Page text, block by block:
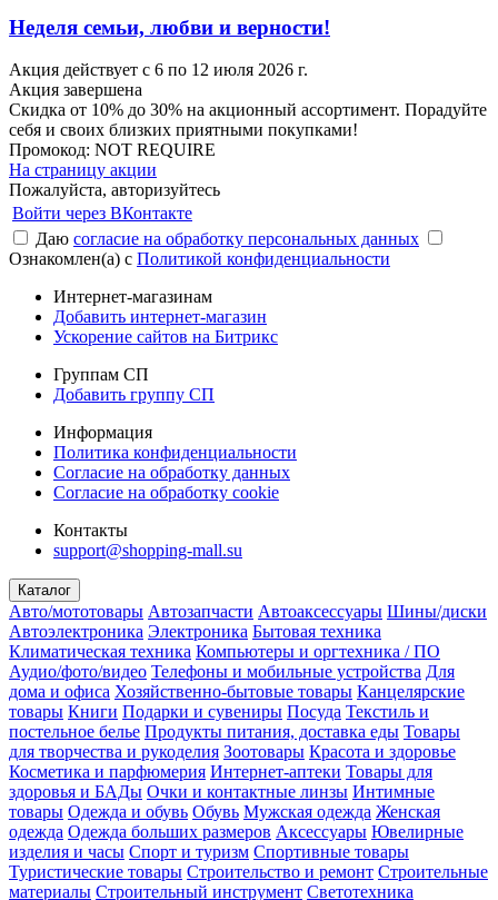
Неделя семьи, любви и верности!
Акция действует с 6 по 12 июля 2026 г.
Акция завершена
Скидка от 10% до 30% на акционный ассортимент. Порадуйте
себя и своих близких приятными покупками!
Промокод: NOT REQUIRE
На страницу акции
Пожалуйста, авторизуйтесь
Войти через ВКонтакте
Даю согласие на обработку персональных данных
Ознакомлен(а) с Политикой конфиденциальности
Интернет-магазинам
Добавить интернет-магазин
Ускорение сайтов на Битрикс
Группам СП
Добавить группу СП
Информация
Политика конфиденциальности
Согласие на обработку данных
Согласие на обработку cookie
Контакты
support@shopping-mall.su
Каталог
Авто/мототовары Автозапчасти Автоаксессуары Шины/диски
Автоэлектроника Электроника Бытовая техника
Климатическая техника Компьютеры и оргтехника / ПО
Аудио/фото/видео Телефоны и мобильные устройства Для
дома и офиса Хозяйственно-бытовые товары Канцелярские
товары Книги Подарки и сувениры Посуда Текстиль и
постельное белье Продукты питания, доставка еды Товары
для творчества и рукоделия Зоотовары Красота и здоровье
Косметика и парфюмерия Интернет-аптеки Товары для
здоровья и БАДы Очки и контактные линзы Интимные
товары Одежда и обувь Обувь Мужская одежда Женская
одежда Одежда больших размеров Аксессуары Ювелирные
изделия и часы Спорт и туризм Спортивные товары
Туристические товары Строительство и ремонт Строительные
материалы Строительный инструмент Светотехника